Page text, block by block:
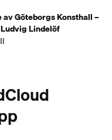
Göteborgs Konsthall –
Lindelöf